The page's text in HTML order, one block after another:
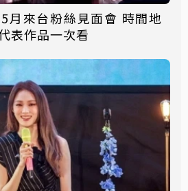
月來台粉絲見面會 時間地
表作品一次看